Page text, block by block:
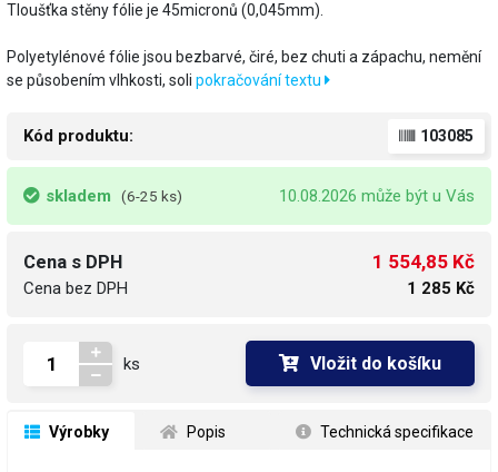
Tloušťka stěny fólie je 45micronů (0,045mm).
​Polyetylénové fólie jsou bezbarvé, čiré, bez chuti a zápachu, nemění
se působením vlhkosti, soli pokračování textu
Kód produktu: 103085
skladem (6-25 ks) 10.08.2026 může být u Vás
Cena s DPH
Cena bez DPH
1 554,85 Kč
1 285 Kč
ks Vložit do košíku
Výrobky Popis Technická specifikace